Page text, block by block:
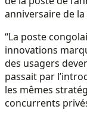
anniversaire de
“La poste
innovations
des usagers
passait par
les mêmes
concurrents